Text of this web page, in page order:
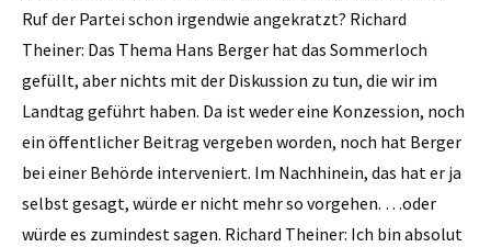
Ruf der Partei schon irgendwie angekratzt? Richard
Theiner: Das Thema Hans Berger hat das Sommerloch
gefüllt, aber nichts mit der Diskussion zu tun, die wir im
Landtag geführt haben. Da ist weder eine Konzes­sion, noch
ein öffentlicher Beitrag vergeben worden, noch hat Berger
bei einer Behörde interveniert. Im Nachhinein, das hat er ja
selbst gesagt, würde er nicht mehr so vorgehen. …oder
würde es zumindest sagen. Richard Theiner: Ich bin absolut